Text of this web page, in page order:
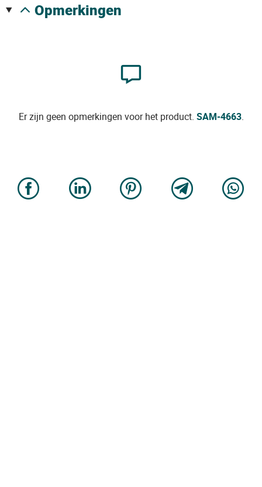
opmerkingen
Er zijn geen opmerkingen voor het product. SAM-4663.